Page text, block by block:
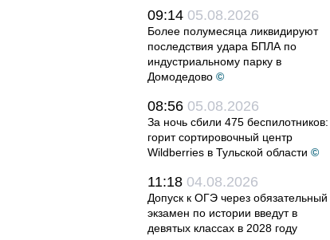
09:14 05.08.2026
Более полумесяца ликвидируют
последствия удара БПЛА по
индустриальному парку в
Домодедово ©
08:56 05.08.2026
За ночь сбили 475 беспилотников:
горит сортировочный центр
Wildberries в Тульской области ©
11:18 04.08.2026
Допуск к ОГЭ через обязательный
экзамен по истории введут в
девятых классах в 2028 году